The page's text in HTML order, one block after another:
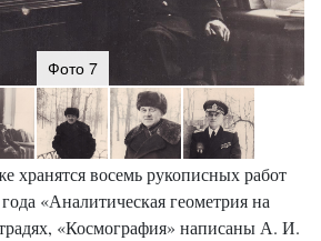
Фото 7
хранятся восемь рукописных работ
«Аналитическая геометрия на
«Космография» написаны А. И.